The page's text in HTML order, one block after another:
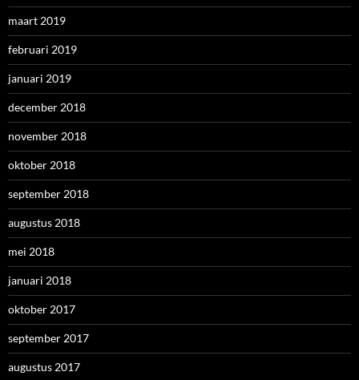
maart 2019
februari 2019
januari 2019
december 2018
november 2018
oktober 2018
september 2018
augustus 2018
mei 2018
januari 2018
oktober 2017
september 2017
augustus 2017